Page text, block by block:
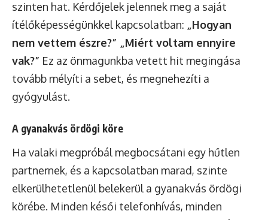
szinten hat. Kérdőjelek jelennek meg a saját
ítélőképességünkkel kapcsolatban: „Hogyan
nem vettem észre?” „Miért voltam ennyire
vak?” Ez az önmagunkba vetett hit megingása
tovább mélyíti a sebet, és megnehezíti a
gyógyulást.
A gyanakvás ördögi köre
Ha valaki megpróbál megbocsátani egy hűtlen
partnernek, és a kapcsolatban marad, szinte
elkerülhetetlenül belekerül a gyanakvás ördögi
körébe. Minden késői telefonhívás, minden